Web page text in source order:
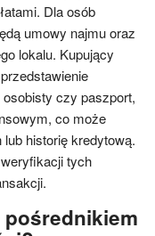
Dla osób
umowy najmu oraz
lokalu. Kupujący
czy paszport,
co może
historię kredytową.
tych